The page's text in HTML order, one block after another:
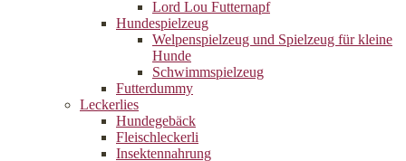
Lord Lou Futternapf
Hundespielzeug
Welpenspielzeug und Spielzeug für kleine
Hunde
Schwimmspielzeug
Futterdummy
Leckerlies
Hundegebäck
Fleischleckerli
Insektennahrung